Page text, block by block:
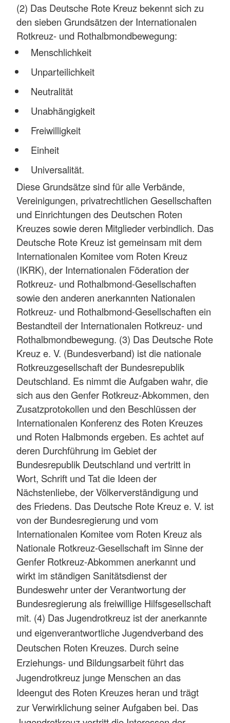
(2) Das Deutsche Rote Kreuz bekennt sich zu
den sieben Grundsätzen der Internationalen
Rotkreuz- und Rothalbmondbewegung:
Menschlichkeit
Unparteilichkeit
Neutralität
Unabhängigkeit
Freiwilligkeit
Einheit
Universalität.
Diese Grundsätze sind für alle Verbände,
Vereinigungen, privatrechtlichen Gesellschaften
und Einrichtungen des Deutschen Roten
Kreuzes sowie deren Mitglieder verbindlich. Das
Deutsche Rote Kreuz ist gemeinsam mit dem
Internationalen Komitee vom Roten Kreuz
(IKRK), der Internationalen Föderation der
Rotkreuz- und Rothalbmond-Gesellschaften
sowie den anderen anerkannten Nationalen
Rotkreuz- und Rothalbmond-Gesellschaften ein
Bestandteil der Internationalen Rotkreuz- und
Rothalbmondbewegung. (3) Das Deutsche Rote
Kreuz e. V. (Bundesverband) ist die nationale
Rotkreuzgesellschaft der Bundesrepublik
Deutschland. Es nimmt die Aufgaben wahr, die
sich aus den Genfer Rotkreuz-Abkommen, den
Zusatzprotokollen und den Beschlüssen der
Internationalen Konferenz des Roten Kreuzes
und Roten Halbmonds ergeben. Es achtet auf
deren Durchführung im Gebiet der
Bundesrepublik Deutschland und vertritt in
Wort, Schrift und Tat die Ideen der
Nächstenliebe, der Völkerverständigung und
des Friedens. Das Deutsche Rote Kreuz e. V. ist
von der Bundesregierung und vom
Internationalen Komitee vom Roten Kreuz als
Nationale Rotkreuz-Gesellschaft im Sinne der
Genfer Rotkreuz-Abkommen anerkannt und
wirkt im ständigen Sanitätsdienst der
Bundeswehr unter der Verantwortung der
Bundesregierung als freiwillige Hilfsgesellschaft
mit. (4) Das Jugendrotkreuz ist der anerkannte
und eigenverantwortliche Jugendverband des
Deutschen Roten Kreuzes. Durch seine
Erziehungs- und Bildungsarbeit führt das
Jugendrotkreuz junge Menschen an das
Ideengut des Roten Kreuzes heran und trägt
zur Verwirklichung seiner Aufgaben bei. Das